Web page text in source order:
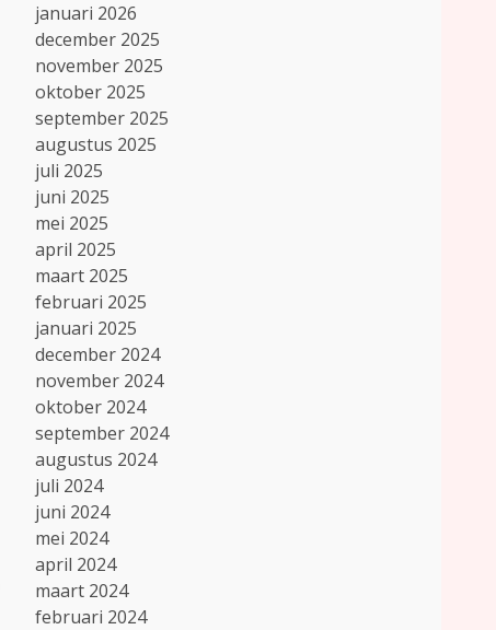
januari 2026
december 2025
november 2025
oktober 2025
september 2025
augustus 2025
juli 2025
juni 2025
mei 2025
april 2025
maart 2025
februari 2025
januari 2025
december 2024
november 2024
oktober 2024
september 2024
augustus 2024
juli 2024
juni 2024
mei 2024
april 2024
maart 2024
februari 2024